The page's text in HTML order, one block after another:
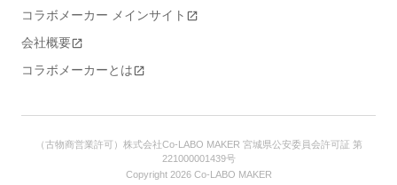
コラボメーカー メインサイト
会社概要
コラボメーカーとは
（古物商営業許可）株式会社Co-LABO MAKER 宮城県公安委員会許可証 第
221000001439号
Copyright 2026Co-LABO MAKER